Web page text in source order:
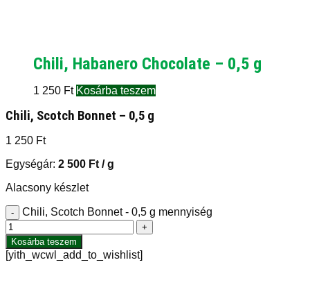
Chili, Habanero Chocolate – 0,5 g
1 250 Ft Kosárba teszem
Chili, Scotch Bonnet – 0,5 g
1 250 Ft
Egységár: 2 500 Ft / g
Alacsony készlet
- Chili, Scotch Bonnet - 0,5 g mennyiség
+
Kosárba teszem
[yith_wcwl_add_to_wishlist]